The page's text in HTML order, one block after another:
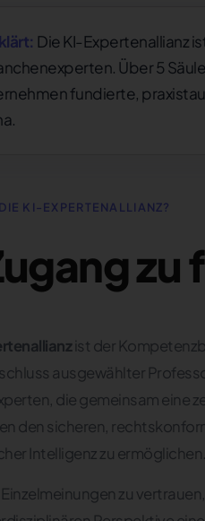
Die KI-Expertenallianz
Über 5
fundierte,
KI-EXPERTENALLIANZ?
ist der
ausgewählter
die gemeinsam eine
den sicheren,
Intelligenz zu ermöglichen.
zu